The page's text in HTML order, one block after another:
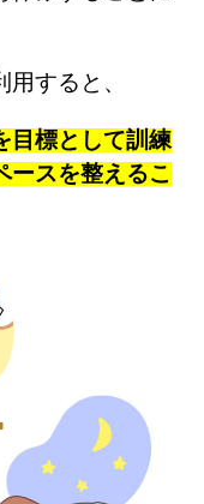
すると、
目標として訓練
ースを整えるこ